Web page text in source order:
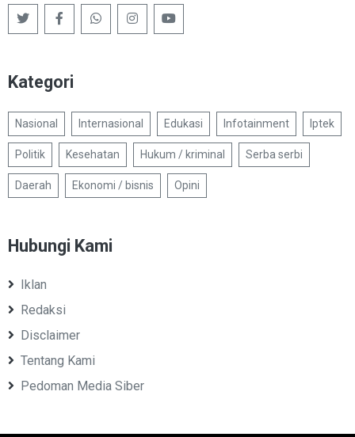
Kategori
Nasional Internasional Edukasi Infotainment Iptek
Politik Kesehatan Hukum / kriminal Serba serbi
Daerah Ekonomi / bisnis Opini
Hubungi Kami
Iklan
Redaksi
Disclaimer
Tentang Kami
Pedoman Media Siber